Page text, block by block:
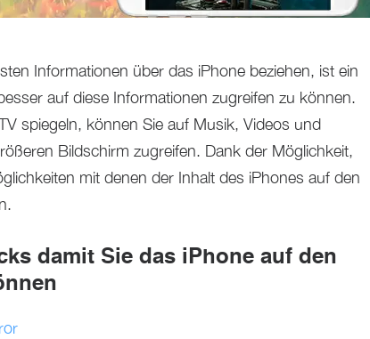
Informationen über das iPhone beziehen, ist ein
auf diese Informationen zugreifen zu können.
spiegeln, können Sie auf Musik, Videos und
Bildschirm zugreifen. Dank der Möglichkeit,
mit denen der Inhalt des iPhones auf den
damit Sie das iPhone auf den